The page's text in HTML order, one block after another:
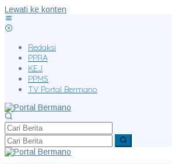
Lewati ke konten
Redaksi
PPRA
KEJ
PPMS
TV Portal Bermano